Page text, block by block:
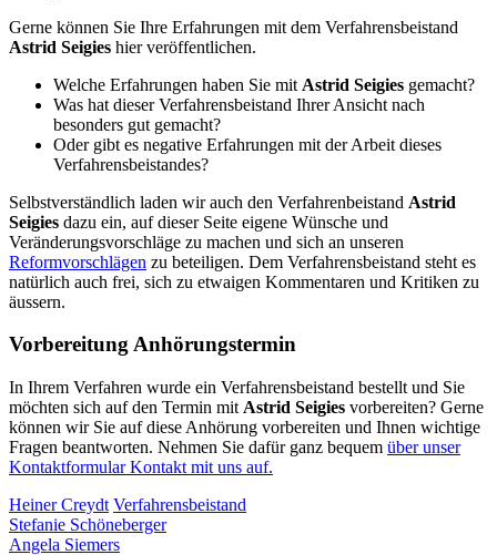
Gerne können Sie Ihre Erfahrungen mit dem Verfahrensbeistand
Astrid Seigies hier veröffentlichen.
Welche Erfahrungen haben Sie mit Astrid Seigies gemacht?
Was hat dieser Verfahrensbeistand Ihrer Ansicht nach
besonders gut gemacht?
Oder gibt es negative Erfahrungen mit der Arbeit dieses
Verfahrensbeistandes?
Selbstverständlich laden wir auch den Verfahrenbeistand Astrid
Seigies dazu ein, auf dieser Seite eigene Wünsche und
Veränderungsvorschläge zu machen und sich an unseren
Reformvorschlägen zu beteiligen. Dem Verfahrensbeistand steht es
natürlich auch frei, sich zu etwaigen Kommentaren und Kritiken zu
äussern.
Vorbereitung Anhörungstermin
In Ihrem Verfahren wurde ein Verfahrensbeistand bestellt und Sie
möchten sich auf den Termin mit Astrid Seigies vorbereiten? Gerne
können wir Sie auf diese Anhörung vorbereiten und Ihnen wichtige
Fragen beantworten. Nehmen Sie dafür ganz bequem über unser
Kontaktformular Kontakt mit uns auf.
Heiner Creydt Verfahrensbeistand
Stefanie Schöneberger
Angela Siemers